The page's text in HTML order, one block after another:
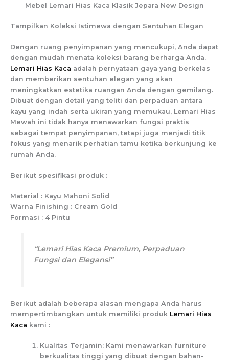
Mebel Lemari Hias Kaca Klasik Jepara New Design
Tampilkan Koleksi Istimewa dengan Sentuhan Elegan
Dengan ruang penyimpanan yang mencukupi, Anda dapat
dengan mudah menata koleksi barang berharga Anda.
Lemari Hias Kaca adalah pernyataan gaya yang berkelas
dan memberikan sentuhan elegan yang akan
meningkatkan estetika ruangan Anda dengan gemilang.
Dibuat dengan detail yang teliti dan perpaduan antara
kayu yang indah serta ukiran yang memukau, Lemari Hias
Mewah ini tidak hanya menawarkan fungsi praktis
sebagai tempat penyimpanan, tetapi juga menjadi titik
fokus yang menarik perhatian tamu ketika berkunjung ke
rumah Anda.
Berikut spesifikasi produk :
Material : Kayu Mahoni Solid
Warna Finishing : Cream Gold
Formasi : 4 Pintu
“Lemari Hias Kaca Premium, Perpaduan
Fungsi dan Elegansi”
Berikut adalah beberapa alasan mengapa Anda harus
mempertimbangkan untuk memiliki produk Lemari Hias
Kaca kami :
Kualitas Terjamin: Kami menawarkan furniture
berkualitas tinggi yang dibuat dengan bahan-